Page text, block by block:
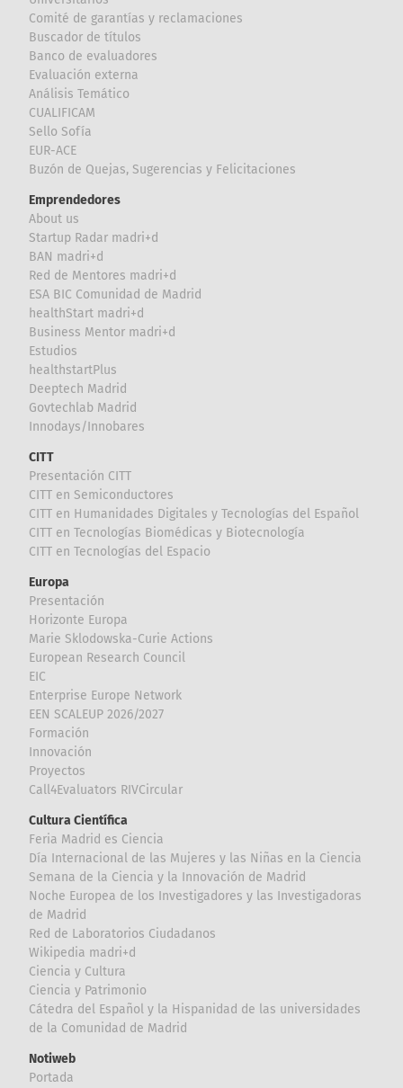
Comité de garantías y reclamaciones
Buscador de títulos
Banco de evaluadores
Evaluación externa
Análisis Temático
CUALIFICAM
Sello Sofía
EUR-ACE
Buzón de Quejas, Sugerencias y Felicitaciones
Emprendedores
About us
Startup Radar madri+d
BAN madri+d
Red de Mentores madri+d
ESA BIC Comunidad de Madrid
healthStart madri+d
Business Mentor madri+d
Estudios
healthstartPlus
Deeptech Madrid
Govtechlab Madrid
Innodays/Innobares
CITT
Presentación CITT
CITT en Semiconductores
CITT en Humanidades Digitales y Tecnologías del Español
CITT en Tecnologías Biomédicas y Biotecnología
CITT en Tecnologías del Espacio
Europa
Presentación
Horizonte Europa
Marie Sklodowska-Curie Actions
European Research Council
EIC
Enterprise Europe Network
EEN SCALEUP 2026/2027
Formación
Innovación
Proyectos
Call4Evaluators RIVCircular
Cultura Científica
Feria Madrid es Ciencia
Día Internacional de las Mujeres y las Niñas en la Ciencia
Semana de la Ciencia y la Innovación de Madrid
Noche Europea de los Investigadores y las Investigadoras
de Madrid
Red de Laboratorios Ciudadanos
Wikipedia madri+d
Ciencia y Cultura
Ciencia y Patrimonio
Cátedra del Español y la Hispanidad de las universidades
de la Comunidad de Madrid
Notiweb
Portada